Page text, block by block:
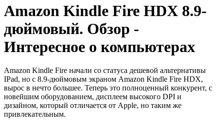
Amazon Kindle Fire HDX 8.9-
дюймовый. Обзор -
Интересное о компьютерах
Amazon Kindle Fire начали со статуса дешевой альтернативы
IPad, но с 8.9-дюймовым экраном Amazon Kindle Fire HDX,
вырос в нечто большее. Теперь это полноценный конкурент, с
новейшим оборудованием, дисплеем высокого DPI и
дизайном, который отличается от Apple, но таким же
привлекательным.